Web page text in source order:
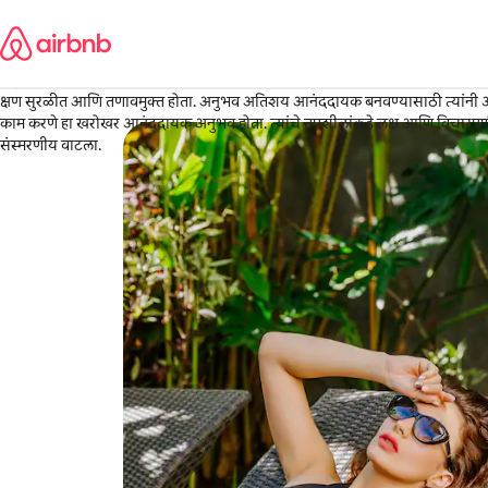
जा
Washington, डिस्ट्रिक्ट ऑफ कोलंबिया
·मे 2026
क्षण सुरळीत आणि तणावमुक्त होता. अनुभव अतिशय आनंददायक बनवण्यासाठी त्यांनी
काम करणे हा खरोखर आनंददायक अनुभव होता. त्यांचे तपशीलांकडे लक्ष आणि
संस्मरणीय वाटला.